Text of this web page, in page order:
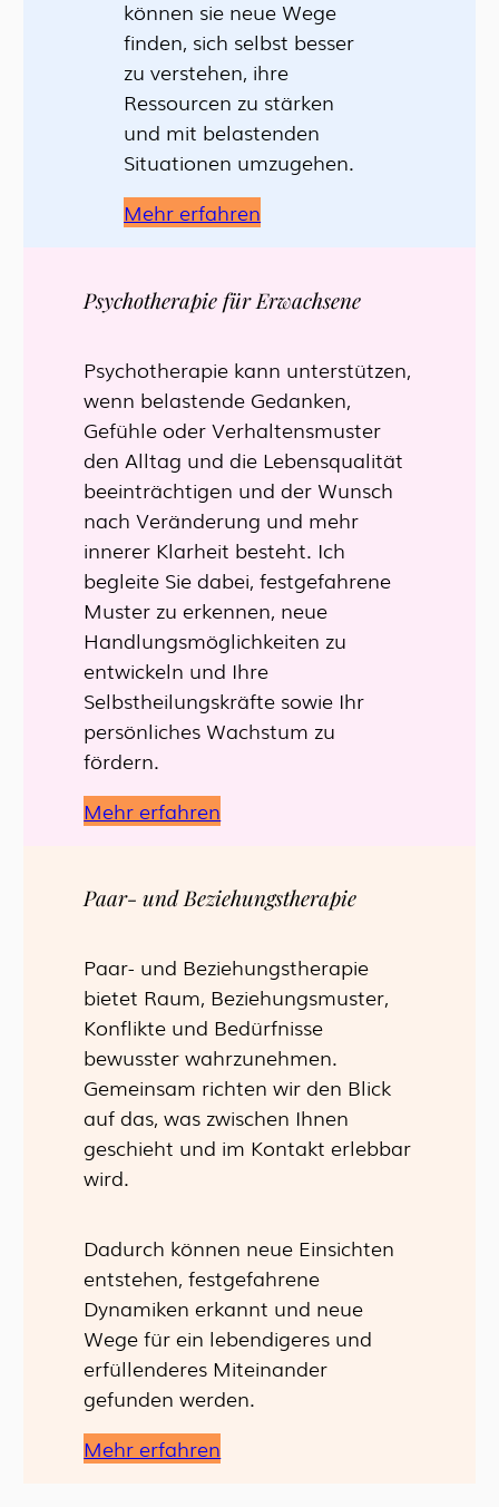
können sie neue Wege
finden, sich selbst besser
zu verstehen, ihre
Ressourcen zu stärken
und mit belastenden
Situationen umzugehen.
Mehr erfahren
Psychotherapie für Erwachsene
Psychotherapie kann unterstützen,
wenn belastende Gedanken,
Gefühle oder Verhaltensmuster
den Alltag und die Lebensqualität
beeinträchtigen und der Wunsch
nach Veränderung und mehr
innerer Klarheit besteht. Ich
begleite Sie dabei, festgefahrene
Muster zu erkennen, neue
Handlungsmöglichkeiten zu
entwickeln und Ihre
Selbstheilungskräfte sowie Ihr
persönliches Wachstum zu
fördern.
Mehr erfahren
Paar- und Beziehungstherapie
Paar- und Beziehungstherapie
bietet Raum, Beziehungsmuster,
Konflikte und Bedürfnisse
bewusster wahrzunehmen.
Gemeinsam richten wir den Blick
auf das, was zwischen Ihnen
geschieht und im Kontakt erlebbar
wird.
Dadurch können neue Einsichten
entstehen, festgefahrene
Dynamiken erkannt und neue
Wege für ein lebendigeres und
erfüllenderes Miteinander
gefunden werden.
Mehr erfahren